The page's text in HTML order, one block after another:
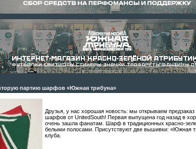
партию шарфов «Южная трибуна»
Друзья, у нас хорошая новость: мы открываем
шарфов от UnitedSouth! Первая выпущена год назад в
очень зашла фанатам. Шарф в традиционных красно-
белыми полосами. Присутствуют две вышивки: «Южная
клуба.